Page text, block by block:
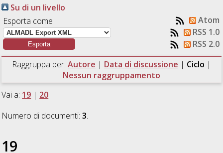
Su di un livello
Esporta come
Atom
RSS 1.0
RSS 2.0
Raggruppa per: Autore | Data di discussione | Ciclo |
Nessun raggruppamento
Vai a: 19 | 20
Numero di documenti:3.
19